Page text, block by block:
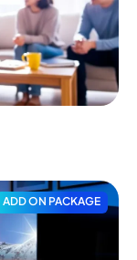
ADD ON PACKAGE